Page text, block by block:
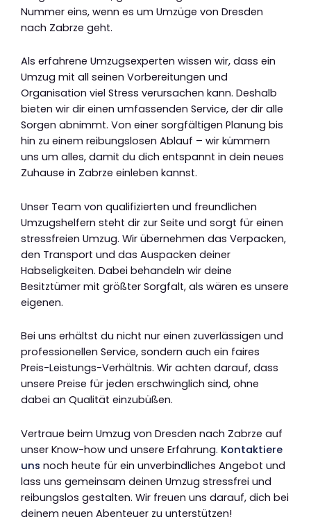
Nummer eins, wenn es um Umzüge von Dresden
nach Zabrze geht.
Als erfahrene Umzugsexperten wissen wir, dass ein
Umzug mit all seinen Vorbereitungen und
Organisation viel Stress verursachen kann. Deshalb
bieten wir dir einen umfassenden Service, der dir alle
Sorgen abnimmt. Von einer sorgfältigen Planung bis
hin zu einem reibungslosen Ablauf – wir kümmern
uns um alles, damit du dich entspannt in dein neues
Zuhause in Zabrze einleben kannst.
Unser Team von qualifizierten und freundlichen
Umzugshelfern steht dir zur Seite und sorgt für einen
stressfreien Umzug. Wir übernehmen das Verpacken,
den Transport und das Auspacken deiner
Habseligkeiten. Dabei behandeln wir deine
Besitztümer mit größter Sorgfalt, als wären es unsere
eigenen.
Bei uns erhältst du nicht nur einen zuverlässigen und
professionellen Service, sondern auch ein faires
Preis-Leistungs-Verhältnis. Wir achten darauf, dass
unsere Preise für jeden erschwinglich sind, ohne
dabei an Qualität einzubüßen.
Vertraue beim Umzug von Dresden nach Zabrze auf
unser Know-how und unsere Erfahrung. Kontaktiere
uns noch heute für ein unverbindliches Angebot und
lass uns gemeinsam deinen Umzug stressfrei und
reibungslos gestalten. Wir freuen uns darauf, dich bei
deinem neuen Abenteuer zu unterstützen!